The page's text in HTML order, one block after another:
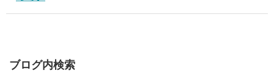
ブログ内検索